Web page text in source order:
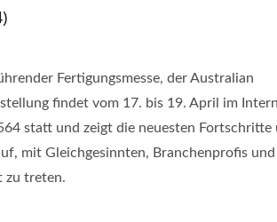
Fertigungsmesse, der Australian
findet vom 17. bis 19. April im
statt und zeigt die neuesten Fortschritte
mit Gleichgesinnten, Branchenprofis und
zu treten.